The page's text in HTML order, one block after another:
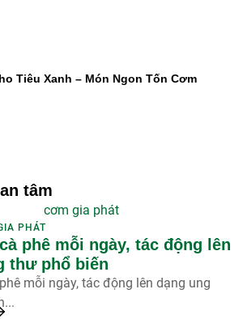
Tiêu Xanh – Món Ngon Tốn Cơm
tâm
PHÁT
phê mỗi ngày, tác động lên
thư phổ biến
mỗi ngày, tác động lên dạng ung